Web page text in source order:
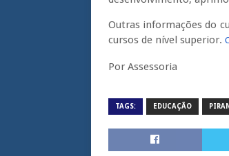
Outras informações do
cursos de nível superior.
Por Assessoria
TAGS: EDUCAÇÃO